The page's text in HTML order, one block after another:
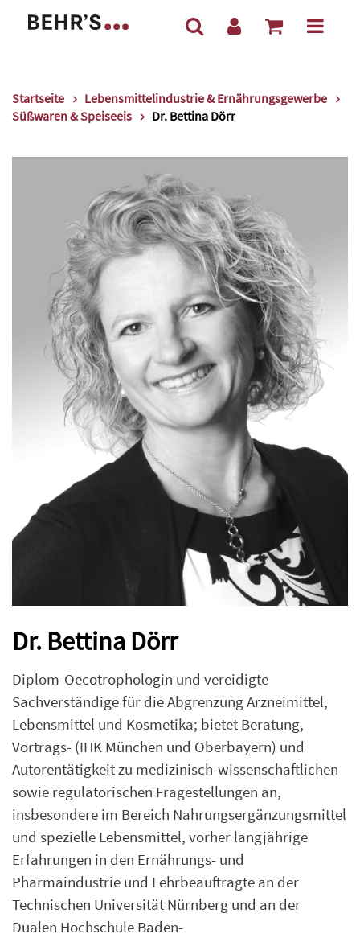
Startseite
Lebensmittelindustrie & Ernährungsgewerbe
Süßwaren & Speiseeis
Dr. Bettina Dörr
Dr. Bettina Dörr
Diplom-Oecotrophologin und vereidigte
Sachverständige für die Abgrenzung Arzneimittel,
Lebensmittel und Kosmetika; bietet Beratung,
Vortrags- (IHK München und Oberbayern) und
Autorentätigkeit zu medizinisch-wissenschaftlichen
sowie regulatorischen Fragestellungen an,
insbesondere im Bereich Nahrungsergänzungsmittel
und spezielle Lebensmittel, vorher langjährige
Erfahrungen in den Ernährungs- und
Pharmaindustrie und Lehrbeauftragte an der
Technischen Universität Nürnberg und an der
Dualen Hochschule Baden-